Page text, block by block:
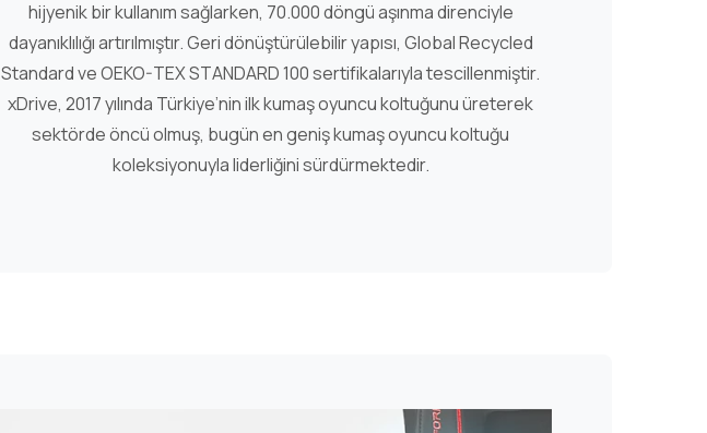
hijyenik bir kullanım sağlarken, 70.000 döngü aşınma direnciyle
dayanıklılığı artırılmıştır. Geri dönüştürülebilir yapısı, Global Recycled
Standard ve OEKO-TEX STANDARD 100 sertifikalarıyla tescillenmiştir.
xDrive, 2017 yılında Türkiye’nin ilk kumaş oyuncu koltuğunu üreterek
sektörde öncü olmuş, bugün en geniş kumaş oyuncu koltuğu
koleksiyonuyla liderliğini sürdürmektedir.